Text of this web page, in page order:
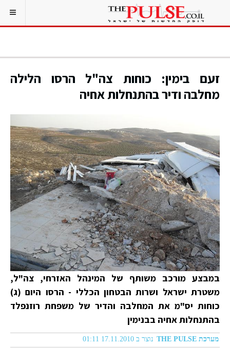
זעם בימין: כוחות צה"ל הרסו הלילה
מחלבה ודיר בהתנחלות אחיה
במבצע מורכב משותף של המינהל האזרחי, צה"ל,
משטרת ישראל ושרות הבטחון הכללי - הרסו היום (ג)
כוחות יס"מ את המחלבה והדיר של משפחת רוזנפלד
בהתנחלות אחיה בבנימין
מערכת THE PULSE נוצר ב 17.11.2010 01:11